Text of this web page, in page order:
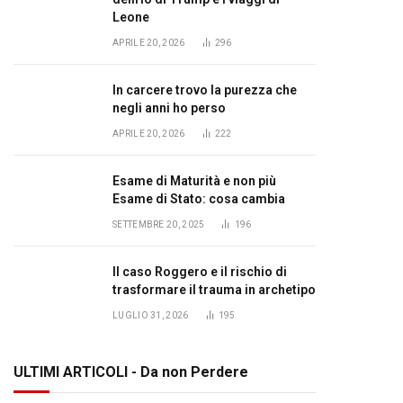
Leone
APRILE 20, 2026 296
In carcere trovo la purezza che
negli anni ho perso
APRILE 20, 2026 222
Esame di Maturità e non più
Esame di Stato: cosa cambia
SETTEMBRE 20, 2025 196
Il caso Roggero e il rischio di
trasformare il trauma in archetipo
LUGLIO 31, 2026 195
ULTIMI ARTICOLI - Da non Perdere